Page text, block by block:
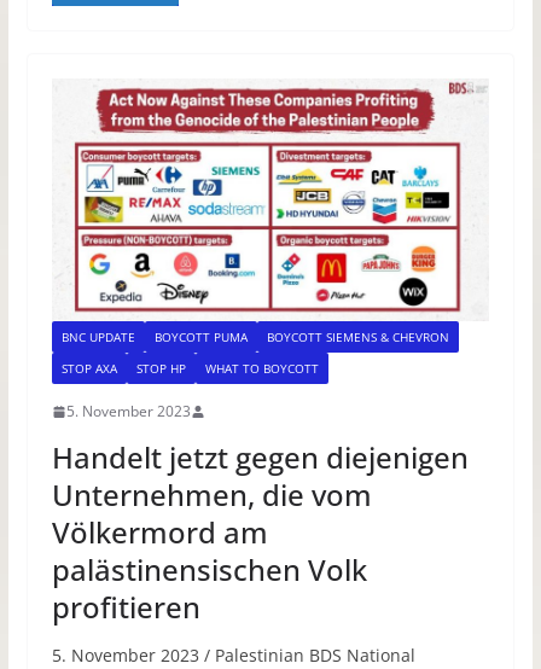
BNC UPDATE BOYCOTT PUMA
BOYCOTT SIEMENS & CHEVRON
STOP AXA
STOP HP WHAT TO BOYCOTT
5. November 2023
Handelt jetzt gegen diejenigen
Unternehmen, die vom
Völkermord am
palästinensischen Volk
profitieren
5. November 2023 / Palestinian BDS National